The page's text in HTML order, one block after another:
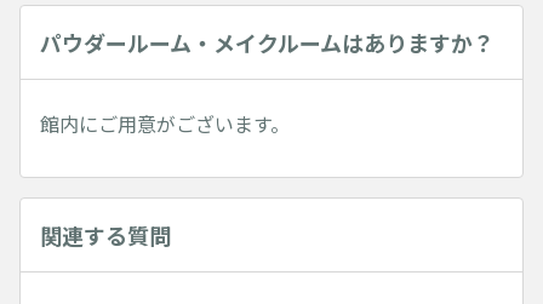
パウダールーム・メイクルームはありますか？
館内にご用意がございます。
関連する質問